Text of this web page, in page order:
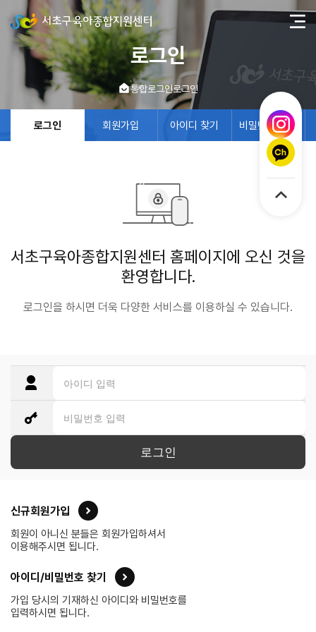
로그인
통합로그인로그인
로그인 회원가입 아이디 찾기 비밀번호 찾기
서초구육아종합지원센터 홈페이지에 오신 것을
환영합니다.
로그인을 하시면 더욱 다양한 서비스를 이용하실 수 있습니다.
로그인
신규회원가입
회원이 아니신 분들은 회원가입하셔서
이용해주시면 됩니다.
아이디/비밀번호 찾기
가입 당시의 기재하신 아이디와 비밀번호를
입력하시면 됩니다.